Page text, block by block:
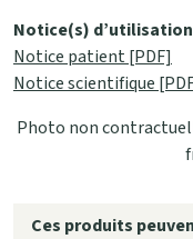
Notice(s) d’utilisation
Notice patient [PDF]
Notice scientifique
Photo non
Ces produits